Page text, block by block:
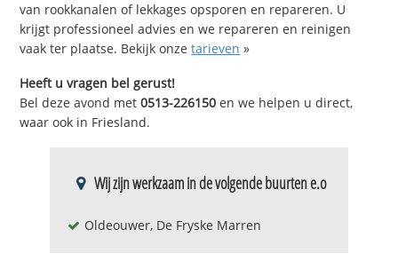
van rookkanalen of lekkages opsporen en repareren. U
krijgt professioneel advies en we repareren en reinigen
vaak ter plaatse. Bekijk onzetarieven »
Heeft u vragen bel gerust!
Bel deze avond met0513-226150 en we helpen u direct,
waar ook in Friesland.
Wij zijn werkzaam in de volgende buurten e.o
Oldeouwer, De Fryske Marren